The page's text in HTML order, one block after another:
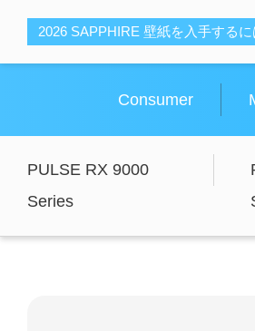
2026 SAPPHIRE 壁紙を入手する
Consumer
PULSE RX 9000
Series